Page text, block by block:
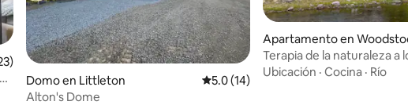
promedio: 4.78 de 5, 23 reseñas
Domo en Littleton Calificación promedio: 5.0 de 5, 14
5.0 (14)
Alton's Dome
Apartamento en
Terapia de la naturaleza a
en Jackson Falls
Ubicación · Cocina · Río